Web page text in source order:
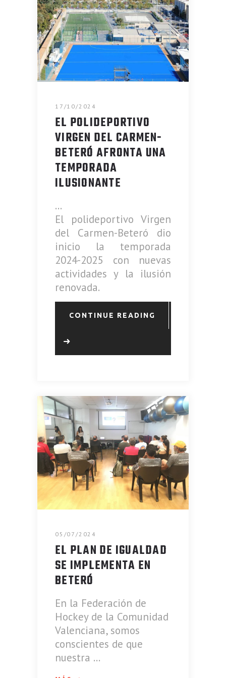
17/10/2024
EL POLIDEPORTIVO
VIRGEN DEL CARMEN-
BETERÓ AFRONTA UNA
TEMPORADA
ILUSIONANTE
El polideportivo Virgen
del Carmen-Beteró dio
inicio la temporada
2024-2025 con nuevas
actividades y la ilusión
renovada.
CONTINUE READING
05/07/2024
EL PLAN DE IGUALDAD
SE IMPLEMENTA EN
BETERÓ
En la Federación de
Hockey de la Comunidad
Valenciana, somos
conscientes de que
nuestra